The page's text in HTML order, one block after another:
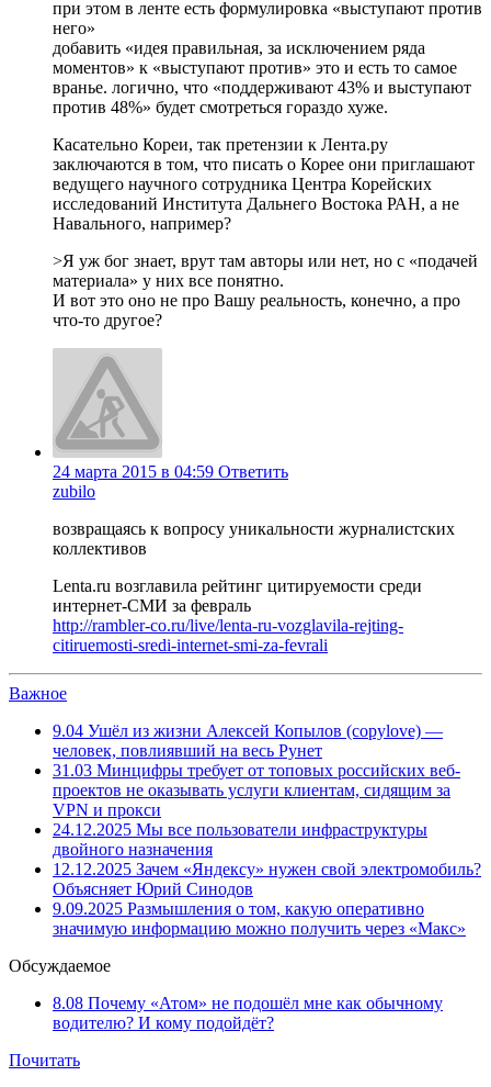
при этом в ленте есть формулировка «выступают против
него»
добавить «идея правильная, за исключением ряда
моментов» к «выступают против» это и есть то самое
вранье. логично, что «поддерживают 43% и выступают
против 48%» будет смотреться гораздо хуже.
Касательно Кореи, так претензии к Лента.ру
заключаются в том, что писать о Корее они приглашают
ведущего научного сотрудника Центра Корейских
исследований Института Дальнего Востока РАН, а не
Навального, например?
>Я уж бог знает, врут там авторы или нет, но с «подачей
материала» у них все понятно.
И вот это оно не про Вашу реальность, конечно, а про
что-то другое?
24 марта 2015 в 04:59 Ответить
zubilo
возвращаясь к вопросу уникальности журналистских
коллективов
Lenta.ru возглавила рейтинг цитируемости среди
интернет-СМИ за февраль
http://rambler-co.ru/live/lenta-ru-vozglavila-rejting-
citiruemosti-sredi-internet-smi-za-fevrali
Важное
9.04 Ушёл из жизни Алексей Копылов (copylove) —
человек, повлиявший на весь Рунет
31.03 Минцифры требует от топовых российских веб-
проектов не оказывать услуги клиентам, сидящим за
VPN и прокси
24.12.2025 Мы все пользователи инфраструктуры
двойного назначения
12.12.2025 Зачем «Яндексу» нужен свой электромобиль?
Объясняет Юрий Синодов
9.09.2025 Размышления о том, какую оперативно
значимую информацию можно получить через «Макс»
Обсуждаемое
8.08 Почему «Атом» не подошёл мне как обычному
водителю? И кому подойдёт?
Почитать